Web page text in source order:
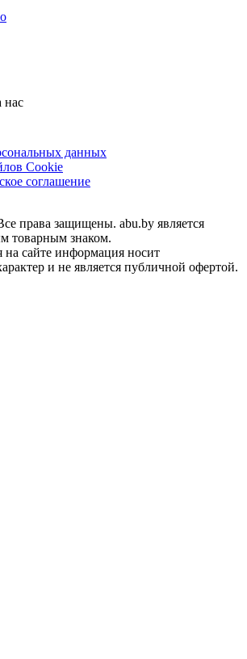
нас
данных
Cookie
соглашение
права защищены. abu.by является
товарным знаком.
на сайте информация носит
и не является публичной офертой.